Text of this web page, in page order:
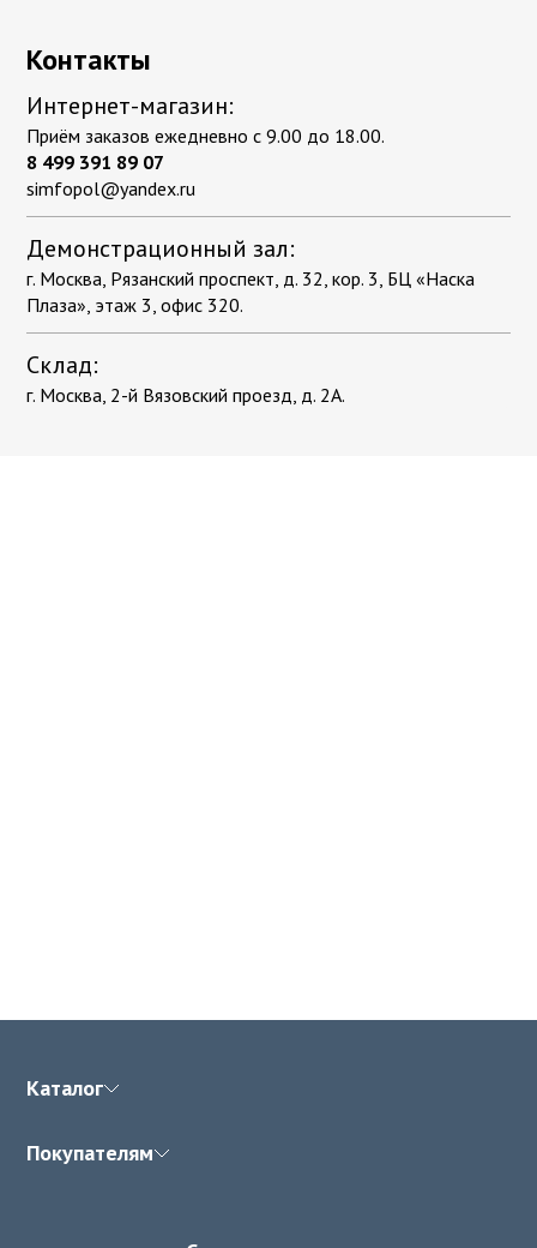
Контакты
Интернет-магазин:
Приём заказов ежедневно с 9.00 до 18.00.
8 499 391 89 07
simfopol@yandex.ru
Демонстрационный зал:
г. Москва, Рязанский проспект, д. 32, кор. 3, БЦ «Наска
Плаза», этаж 3, офис 320.
Склад:
г. Москва, 2-й Вязовский проезд, д. 2А.
Каталог
Покупателям